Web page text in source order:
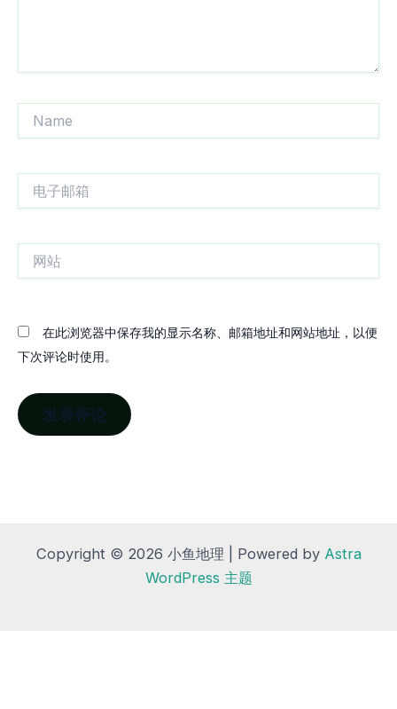
在此浏览器中保存我的显示名称、邮箱地址和网站地址，以便
下次评论时使用。
Copyright © 2026 小鱼地理 | Powered by Astra
WordPress 主题